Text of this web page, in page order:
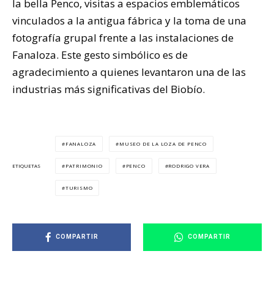
la bella Penco, visitas a espacios emblemáticos
vinculados a la antigua fábrica y la toma de una
fotografía grupal frente a las instalaciones de
Fanaloza. Este gesto simbólico es de
agradecimiento a quienes levantaron una de las
industrias más significativas del Biobío.
ETIQUETAS
FANALOZA MUSEO DE LA LOZA DE PENCO
PATRIMONIO PENCO RODRIGO VERA
TURISMO
COMPARTIR COMPARTIR